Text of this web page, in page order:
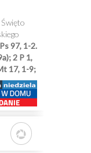
97, 1-2.
2 P 1,
17, 1-9;